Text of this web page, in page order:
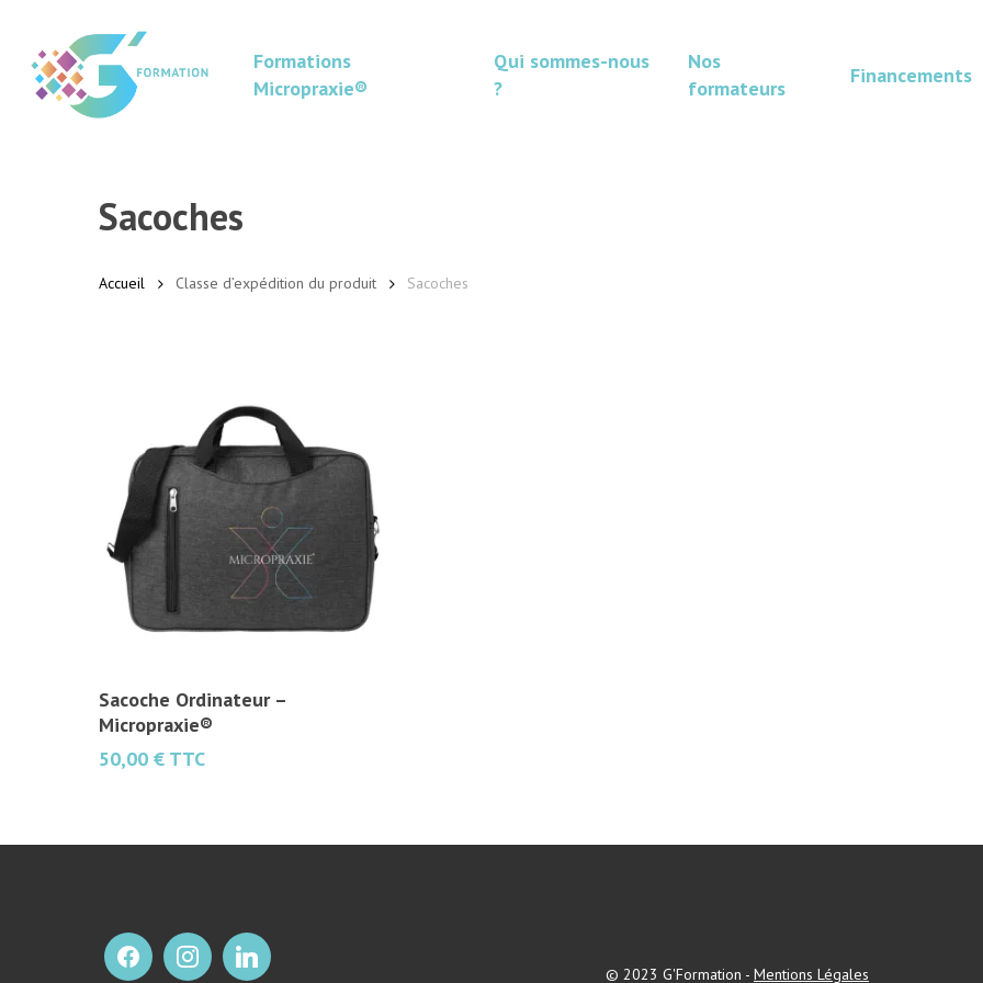
content
Formations
Micropraxie®
Qui sommes-nous
?
Nos
formateurs
Financements
Sacoches
Accueil Classe d’expédition du produit Sacoches
Ajouter Au Panier
Sacoche Ordinateur –
Micropraxie®
50,00 € TTC
© 2023 G'Formation - Mentions Légales